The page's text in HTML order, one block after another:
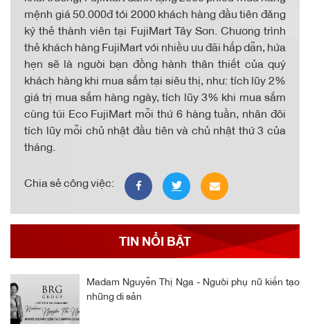
mệnh giá 50.000đ tới 2000 khách hàng đầu tiên đăng
ký thẻ thành viên tại FujiMart Tây Sơn. Chương trình
thẻ khách hàng FujiMart với nhiều ưu đãi hấp dẫn, hứa
hẹn sẽ là người bạn đồng hành thân thiết của quý
khách hàng khi mua sắm tại siêu thị, như: tích lũy 2%
giá trị mua sắm hàng ngày, tích lũy 3% khi mua sắm
cùng túi Eco FujiMart mỗi thứ 6 hàng tuần, nhân đôi
tích lũy mỗi chủ nhật đầu tiên và chủ nhật thứ 3 của
tháng.
Chia sẻ công việc:
TIN NỔI BẬT
Madam Nguyễn Thị Nga - Người phụ nữ kiến tạo
những di sản